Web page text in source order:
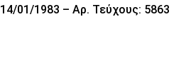
14/01/1983 – Αρ. Τεύχους: 5863